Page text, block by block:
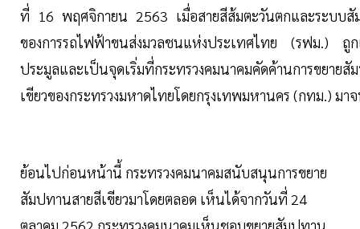
ที่ 16 พฤศจิกายน 2563 เมื่อสายสีส้มตะวันตกและระบบสั
ของการรถไฟฟ้าขนส่งมวลชนแห่งประเทศไทย (รฟม.) ถูก
ประมูลและเป็นจุดเริ่มที่กระทรวงคมนาคมคัดค้านการขยายสั
เขียวของกระทรวงมหาดไทยโดยกรุงเทพมหานคร (กทม.) ม
ย้อนไปก่อนหน้านี้ กระทรวงคมนาคมสนับสนุนการขยาย
สัมปทานสายสีเขียวมาโดยตลอด เห็นได้จากวันที่ 24